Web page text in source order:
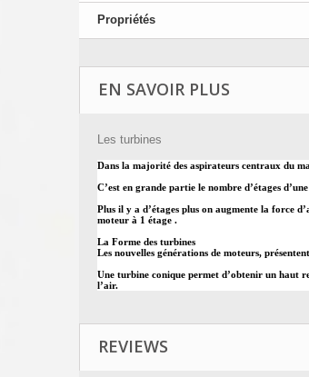
Propriétés
EN SAVOIR PLUS
Les turbines
Dans la majorité des aspirateurs centraux du
C’est en grande partie le nombre d’étages
Plus il y a d’étages plus on augmente la force
moteur à 1 étage .
La Forme des turbines
Les nouvelles générations de moteurs,
Une turbine conique permet d’obtenir un haut
l’air.
REVIEWS